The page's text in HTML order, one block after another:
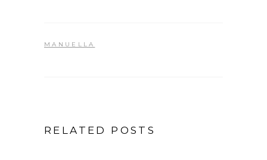
MANUELLA
RELATED POSTS